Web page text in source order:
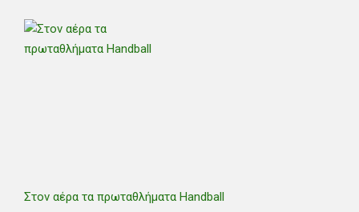
Στον αέρα τα πρωταθλήματα Handball